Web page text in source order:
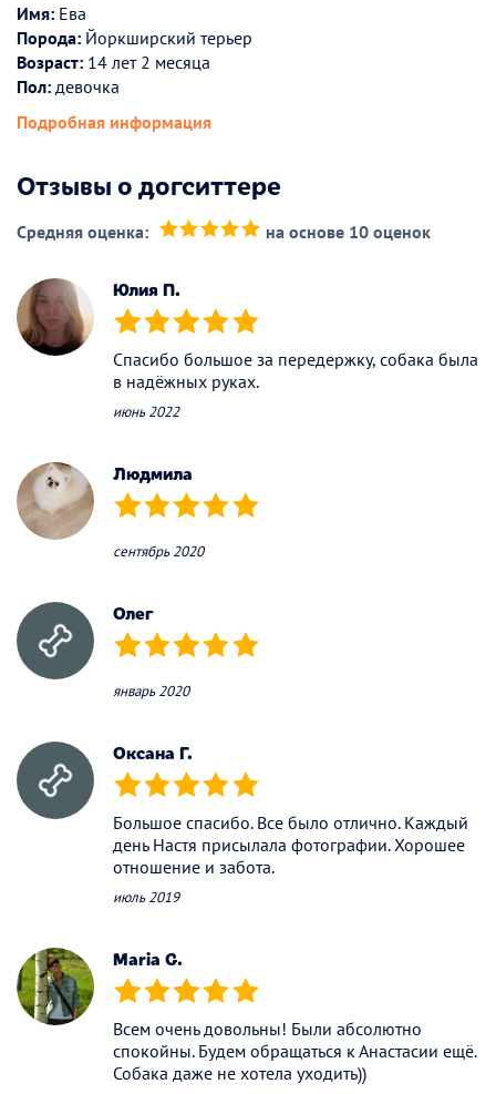
Имя: Ева
Порода: Йоркширский терьер
Возраст: 14 лет 2 месяца
Пол: девочка
Подробная информация
Отзывы о догситтере
Средняя оценка: на основе 10 оценок
Юлия П.
(*) (*) (*) (*) (*)
Спасибо большое за передержку, собака была
в надёжных руках.
июнь 2022
Людмила
(*) (*) (*) (*) (*)
сентябрь 2020
Олег
(*) (*) (*) (*) (*)
январь 2020
Оксана Г.
(*) (*) (*) (*) (*)
Большое спасибо. Все было отлично. Каждый
день Настя присылала фотографии. Хорошее
отношение и забота.
июль 2019
Maria G.
(*) (*) (*) (*) (*)
Всем очень довольны! Были абсолютно
спокойны. Будем обращаться к Анастасии ещё.
Собака даже не хотела уходить))